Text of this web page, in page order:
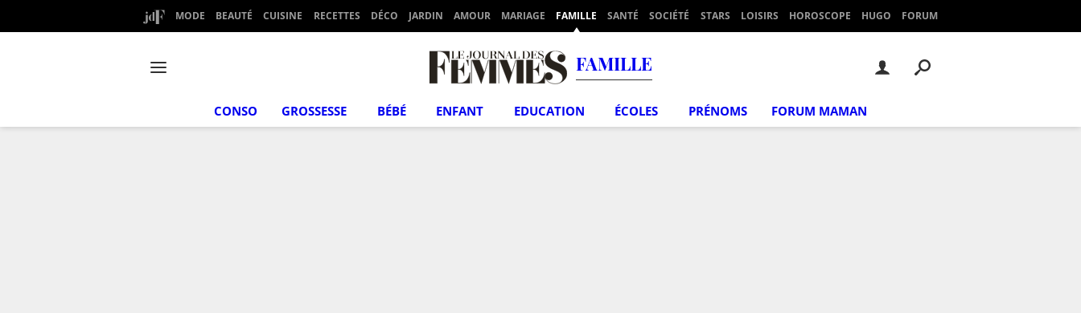
MODE BEAUTÉ CUISINE RECETTES DÉCO JARDIN AMOUR MARIAGE FAMILLE SANTÉ SOCIÉTÉ STARS LOISIRS HOROSCOPE HUGO FORUM
FAMILLE
CONSO GROSSESSE BÉBÉ ENFANT EDUCATION ÉCOLES PRÉNOMS FORUM MAMAN